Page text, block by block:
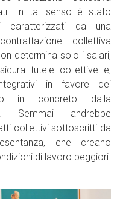
In tal senso è stato
da una
collettiva
determina solo i salari,
tutele collettive e,
in favore dei
in concreto dalla
Semmai andrebbe
collettivi sottoscritti da
che creano
di lavoro peggiori.